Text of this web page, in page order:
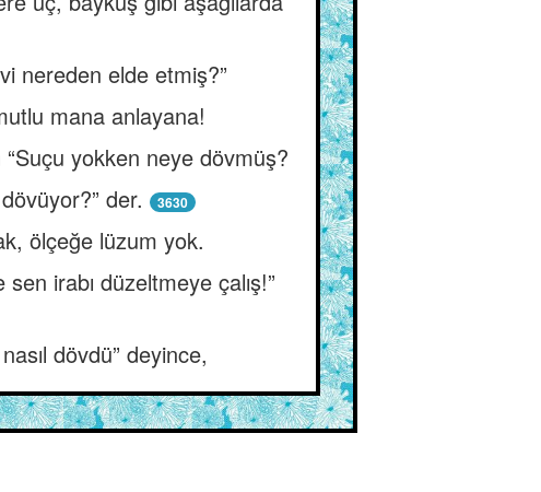
nereden elde etmiş?”
mana anlayana!
yokken neye dövmüş?
der.
3630
ölçeğe lüzum yok.
irabı düzeltmeye çalış!”
dövdü” deyince,